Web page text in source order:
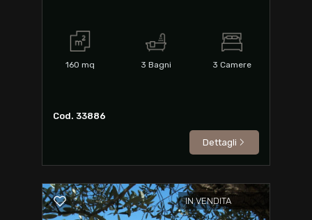
160 mq 3 Bagni 3 Camere
Cod. 33886
Dettagli
IN VENDITA